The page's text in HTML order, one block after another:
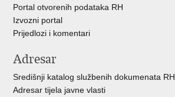
Portal otvorenih podataka RH
Izvozni portal
Prijedlozi i komentari
Adresar
Središnji katalog službenih dokumenata RH
Adresar tijela javne vlasti